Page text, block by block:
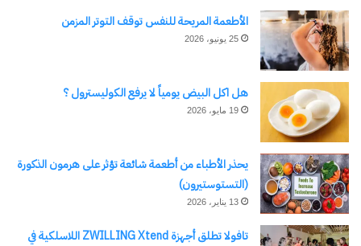
الأطعمة المريحة للنفس توقف التوتر المزمن
25 يونيو، 2026
هل اكل البيض يومياً لا يرفع الكوليسترول ؟
19 مايو، 2026
يحذر الأطباء من أطعمة شائعة تؤثر على هرمون الذكورة
(التستوستيرون)
13 يناير، 2026
تافولا تطلق أجهزة ZWILLING Xtend اللاسلكية في